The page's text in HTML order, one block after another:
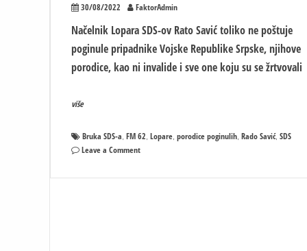
30/08/2022 FaktorAdmin
Načelnik Lopara SDS-ov Rato Savić toliko ne poštuje
poginule pripadnike Vojske Republike Srpske, njihove
porodice, kao ni invalide i sve one koju su se žrtvovali
više
Bruka SDS-a, FM 62, Lopare, porodice poginulih, Rado Savić, SDS
Leave a Commenton
SDS-